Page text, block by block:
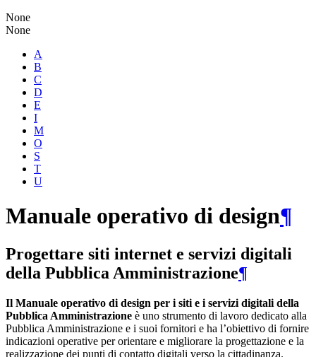
None
None
A
B
C
D
E
I
M
O
S
T
U
Manuale operativo di design¶
Progettare siti internet e servizi digitali
della Pubblica Amministrazione¶
Il Manuale operativo di design per i siti e i servizi digitali della
Pubblica Amministrazione è uno strumento di lavoro dedicato alla
Pubblica Amministrazione e i suoi fornitori e ha l’obiettivo di fornire
indicazioni operative per orientare e migliorare la progettazione e la
realizzazione dei punti di contatto digitali verso la cittadinanza.